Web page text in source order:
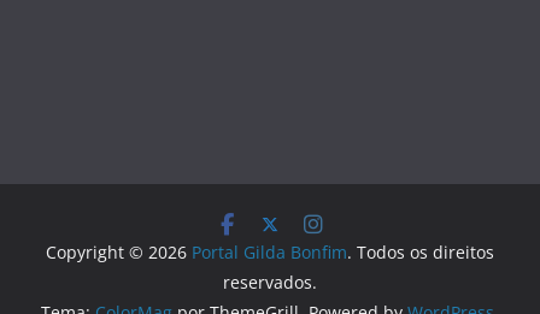
Copyright © 2026 Portal Gilda Bonfim. Todos os direitos
reservados.